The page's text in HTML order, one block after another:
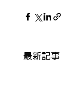
最新記事